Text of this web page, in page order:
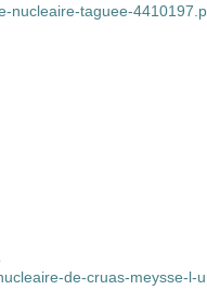
nucleaire-taguee-
de-cruas-meysse-l-